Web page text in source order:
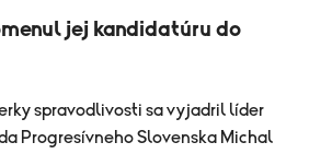
jej kandidatúru do
spravodlivosti sa vyjadril líder
Progresívneho Slovenska Michal